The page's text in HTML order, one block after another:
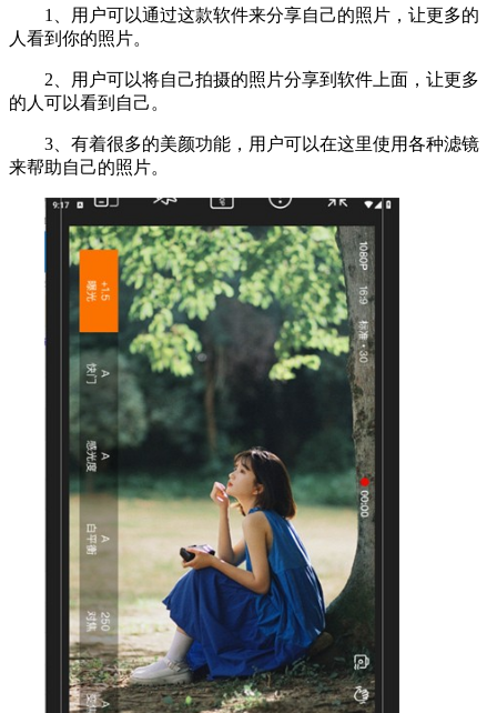
1、用户可以通过这款软件来分享自己的照片，让更多的
人看到你的照片。
2、用户可以将自己拍摄的照片分享到软件上面，让更多
的人可以看到自己。
3、有着很多的美颜功能，用户可以在这里使用各种滤镜
来帮助自己的照片。